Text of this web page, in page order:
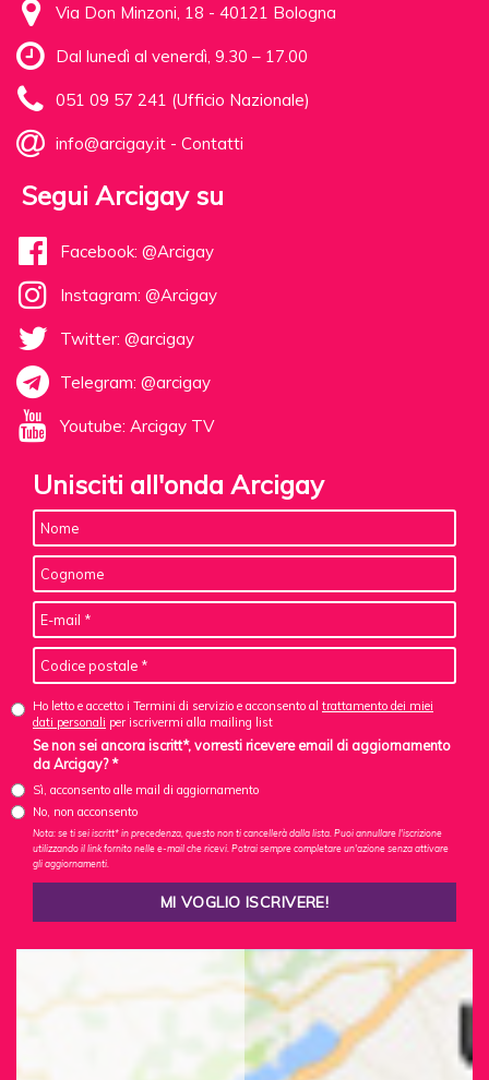
Via Don Minzoni, 18 - 40121 Bologna
Dal lunedì al venerdì, 9.30 – 17.00
051 09 57 241 (Ufficio Nazionale)
info@arcigay.it - Contatti
Segui Arcigay su
Facebook: @Arcigay
Instagram: @Arcigay
Twitter: @arcigay
Telegram: @arcigay
Youtube: Arcigay TV
Unisciti all'onda Arcigay
Ho letto e accetto i Termini di servizio e acconsento al trattamento dei miei
dati personali per iscrivermi alla mailing list
Se non sei ancora iscritt*, vorresti ricevere email di aggiornamento
da Arcigay? *
Sì, acconsento alle mail di aggiornamento
No, non acconsento
Nota: se ti sei iscritt* in precedenza, questo non ti cancellerà dalla lista. Puoi annullare l'iscrizione
utilizzando il link fornito nelle e-mail che ricevi. Potrai sempre completare un'azione senza attivare
gli aggiornamenti.